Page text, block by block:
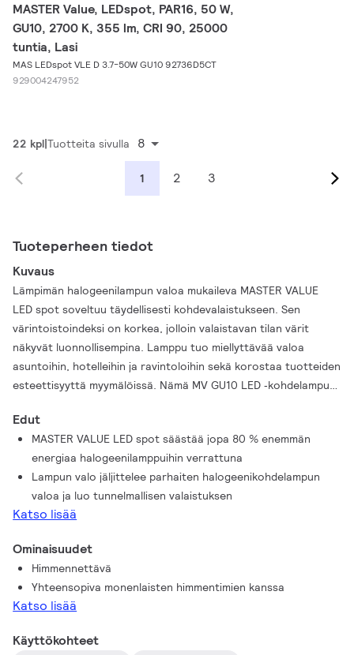
MASTER Value, LEDspot, PAR16, 50 W,
GU10, 2700 K, 355 lm, CRI 90, 25000
tuntia, Lasi
MAS LEDspot VLE D 3.7-50W GU10 92736D5CT
929004247952
22 kpl Tuotteita sivulla 8
1 2 3
Tuoteperheen tiedot
Kuvaus
Lämpimän halogeenilampun valoa mukaileva MASTER VALUE
LED spot soveltuu täydellisesti kohdevalaistukseen. Sen
värintoistoindeksi on korkea, jolloin valaistavan tilan värit
näkyvät luonnollisempina. Lamppu tuo miellyttävää valoa
asuntoihin, hotelleihin ja ravintoloihin sekä korostaa tuotteiden
esteettisyyttä myymälöissä. Nämä MV GU10 LED ‑kohdelamput
paljon energiatehokkaampia ja laadukkaampia. Himmentämällä
saadaan aikaan tunnelmallisempi valaistus, ja lamput toimivat
monien erilaisten himmentimien kanssa. Lisäksi MASTER VALUE
LED spot säästää energiaa enemmän kuin tavalliset LED-
kohdelamput.
Edut
MASTER VALUE LED spot säästää jopa 80 % enemmän
energiaa halogeenilamppuihin verrattuna
Lampun valo jäljittelee parhaiten halogeenikohdelampun
valoa ja luo tunnelmallisen valaistuksen
Katso lisää
Ominaisuudet
Himmennettävä
Yhteensopiva monenlaisten himmentimien kanssa
Katso lisää
Käyttökohteet